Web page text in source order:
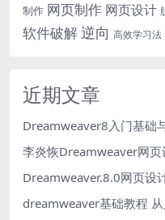
制作 网页制作 网页设计
软件破解逆向 高效学习法
近期文章
Dreamweaver8入门基础
李炎恢Dreamweaver网页
Dreamweaver.8.0网页设
dreamweaver基础教程